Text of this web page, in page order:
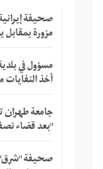
صحيفة
مزورة بمقابل يصل إلى
مسؤول في
أخذ النفايات
جامعة طهران
"بعد قضاء
صحيفة "شرق":